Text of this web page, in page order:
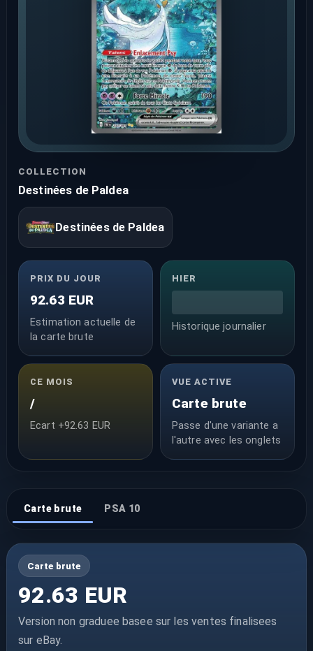
COLLECTION
Destinées de Paldea
Destinées de Paldea
PRIX DU JOUR
92.63 EUR
Estimation actuelle de
la carte brute
HIER
Historique journalier
CE MOIS
/
Ecart +92.63 EUR
VUE ACTIVE
Carte brute
Passe d'une variante a
l'autre avec les onglets
Carte brute PSA 10
Carte brute
92.63 EUR
Version non graduee basee sur les ventes finalisees
sur eBay.